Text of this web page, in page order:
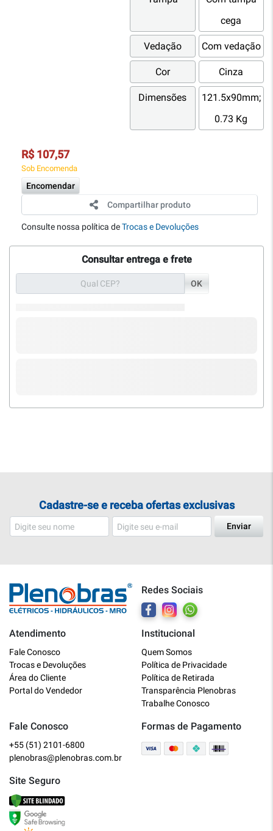
cega
Vedação Com vedação
Cor Cinza
Dimensões
121.5x90mm;
0.73 Kg
R$ 107,57
Sob Encomenda
Encomendar
Compartilhar produto
Consulte nossa política deTrocas e Devoluções
Consultar entrega e frete
OK
Cadastre-se e receba ofertas exclusivas
Enviar
Redes Sociais
Atendimento
Fale Conosco
Trocas e Devoluções
Área do Cliente
Portal do Vendedor
Institucional
Quem Somos
Política de Privacidade
Política de Retirada
Transparência Plenobras
Trabalhe Conosco
Fale Conosco
+55 (51) 2101-6800
plenobras@plenobras.com.br
Formas de Pagamento
Site Seguro
Online
Bem vindo a Plenobras! Aqui você
encontra toda a linha de materiais
O que você deseja?
Dúvidas técnicas sobre produtos